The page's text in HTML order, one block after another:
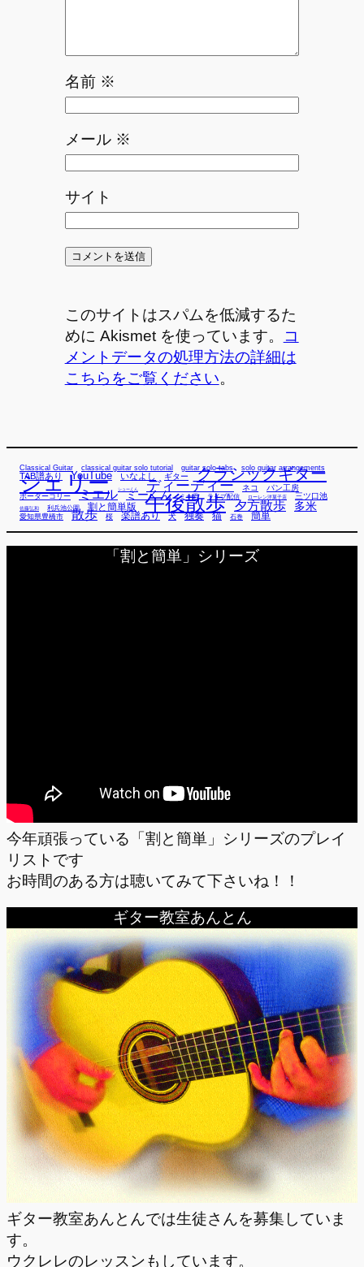
名前 ※
メール ※
サイト
このサイトはスパムを低減するた
めに Akismet を使っています。
コ
メントデータの処理方法の詳細は
こちらをご覧ください。
Classical Guitar classical guitar solo tutorial guitar solo tabs solo guitar arrangements
TAB譜あり YouTube いなよし ギター クラシックギター
シェリー シューくん ディーディー ネコ パン工房
ボーダーコリー ミエル ミーくん ミー君 ライブ配信 ローレン洋菓子店 三ツ口池
佐藤弘和 利兵池公園 割と簡単版 午後散歩 夕方散歩 多米
愛知県豊橋市 散歩 桜 楽譜あり 犬 独奏 猫 石巻 簡単
「割と簡単」シリーズ
今年頑張っている「割と簡単」シリーズのプレイ
リストです
お時間のある方は聴いてみて下さいね！！
ギター教室あんとん
ギター教室あんとんでは生徒さんを募集していま
す。
ウクレレのレッスンもしています。